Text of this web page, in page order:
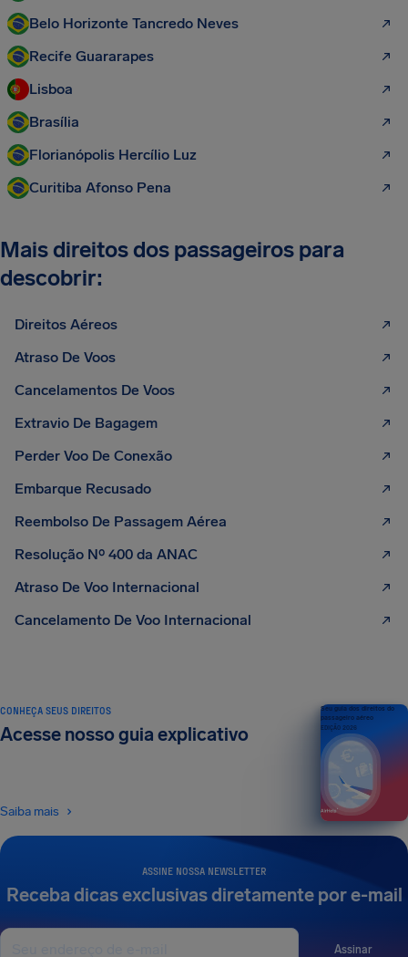
Belo Horizonte Tancredo Neves
Recife Guararapes
Lisboa
Brasília
Florianópolis Hercílio Luz
Curitiba Afonso Pena
Mais direitos dos passageiros para
descobrir:
Direitos Aéreos
Atraso De Voos
Cancelamentos De Voos
Extravio De Bagagem
Perder Voo De Conexão
Embarque Recusado
Reembolso De Passagem Aérea
Resolução Nº 400 da ANAC
Atraso De Voo Internacional
Cancelamento De Voo Internacional
ASSINE NOSSA NEWSLETTER
Receba dicas exclusivas diretamente por e-mail
Assinar
CONHEÇA SEUS DIREITOS
Acesse nosso guia explicativo
Saiba mais
Seu guia dos direitos do
passageiro aéreo
EDIÇÃO 2026